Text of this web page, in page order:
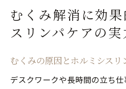
むくみ解消に効
スリンパケアの実
むくみの原因とホルミシスリ
デスクワークや長時間の立ち